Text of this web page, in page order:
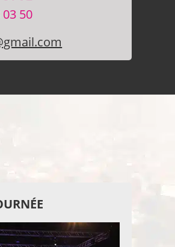
03 50